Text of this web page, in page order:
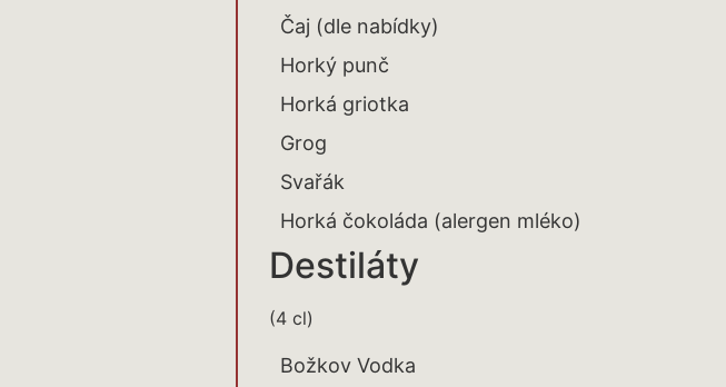
Čaj (dle nabídky)
Horký punč
Horká griotka
Grog
Svařák
Horká čokoláda (alergen mléko)
Destiláty
(4 cl)
Božkov Vodka